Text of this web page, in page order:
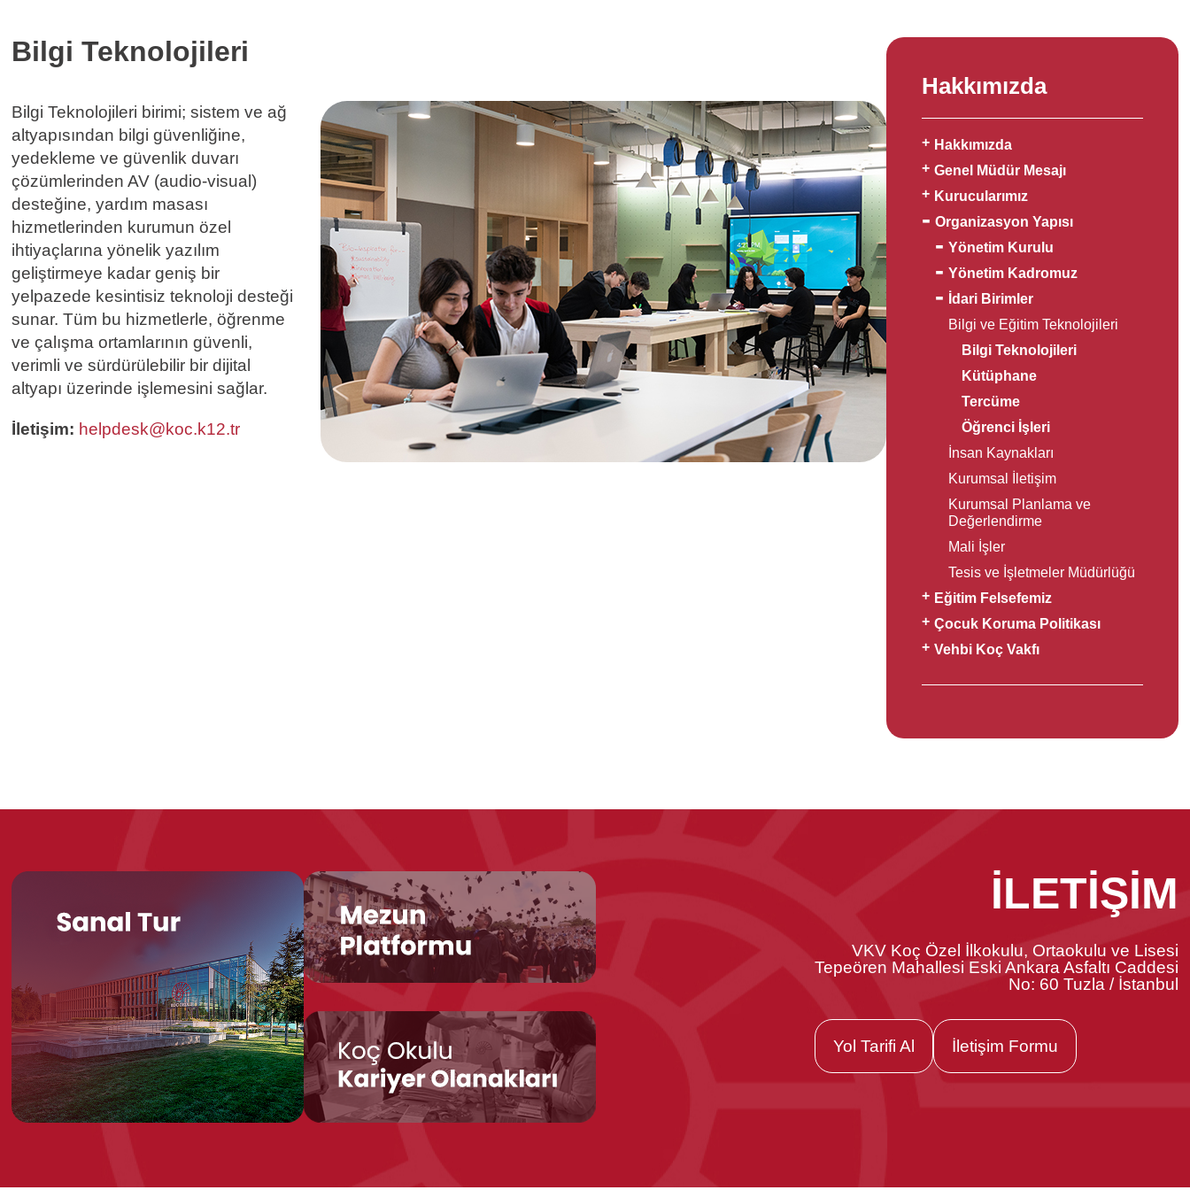
Bilgi Teknolojileri
Bilgi Teknolojileri birimi; sistem ve ağ
altyapısından bilgi güvenliğine,
yedekleme ve güvenlik duvarı
çözümlerinden AV (audio-visual)
desteğine, yardım masası
hizmetlerinden kurumun özel
ihtiyaçlarına yönelik yazılım
geliştirmeye kadar geniş bir
yelpazede kesintisiz teknoloji desteği
sunar. Tüm bu hizmetlerle, öğrenme
ve çalışma ortamlarının güvenli,
verimli ve sürdürülebilir bir dijital
altyapı üzerinde işlemesini sağlar.
İletişim: helpdesk@koc.k12.tr
Hakkımızda
Hakkımızda
Genel Müdür Mesajı
Kurucularımız
Organizasyon Yapısı
Yönetim Kurulu
Yönetim Kadromuz
İdari Birimler
Bilgi ve Eğitim Teknolojileri
Bilgi Teknolojileri
Kütüphane
Tercüme
Öğrenci İşleri
İnsan Kaynakları
Kurumsal İletişim
Kurumsal Planlama ve
Değerlendirme
Mali İşler
Tesis ve İşletmeler Müdürlüğü
Eğitim Felsefemiz
Çocuk Koruma Politikası
Vehbi Koç Vakfı
İLETİŞİM
VKV Koç Özel İlkokulu, Ortaokulu ve Lisesi
Tepeören Mahallesi Eski Ankara Asfaltı Caddesi
No: 60 Tuzla / İstanbul
Yol Tarifi Al İletişim Formu